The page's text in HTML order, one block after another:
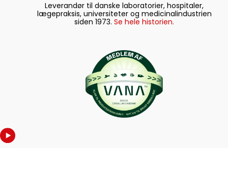
Leverandør til danske laboratorier, hospitaler,
lægepraksis, universiteter og medicinalindustrien
siden 1973. Se hele historien.